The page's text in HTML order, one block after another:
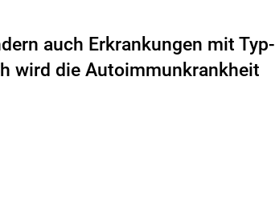
auch Erkrankungen mit Typ-
wird die Autoimmunkrankheit